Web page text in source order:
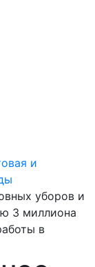
и